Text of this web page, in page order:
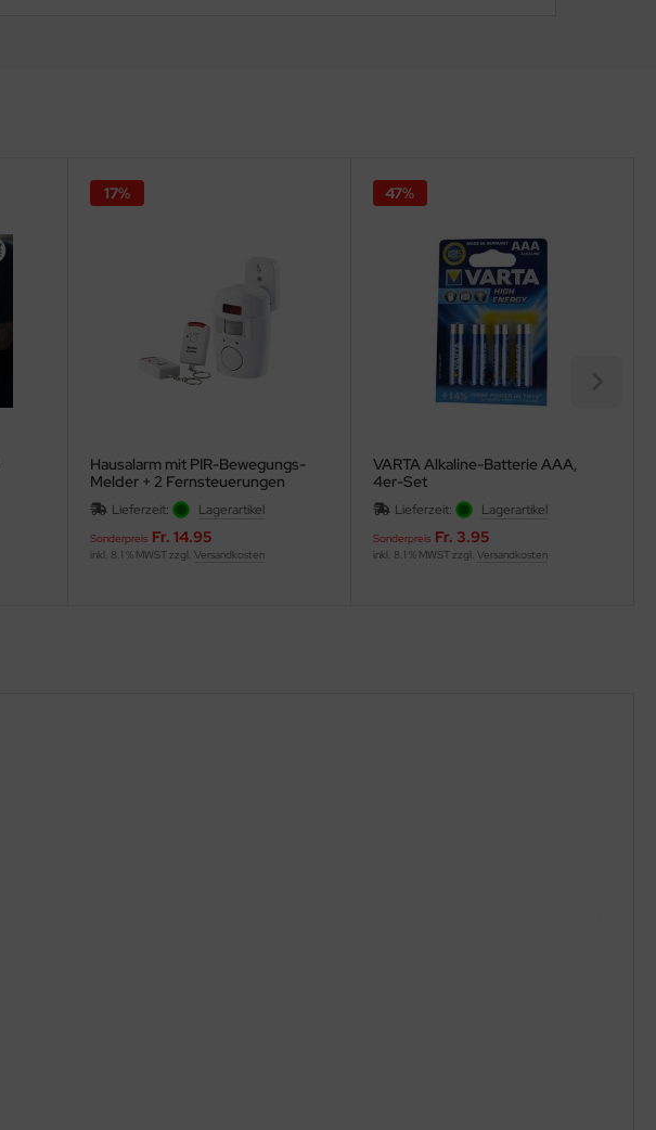
Hausalarm mit PIR-Bewegungs-
Melder + 2 Fernsteuerungen
Lieferzeit: Lagerartikel
Sonderpreis Fr. 14.95
17%
inkl. 8.1 % MWST zzgl.Versandkosten
VARTA Alkaline-Batterie AAA,
4er-Set
Lieferzeit: Lagerartikel
Sonderpreis Fr. 3.95
47%
inkl. 8.1 % MWST zzgl. Versandkosten